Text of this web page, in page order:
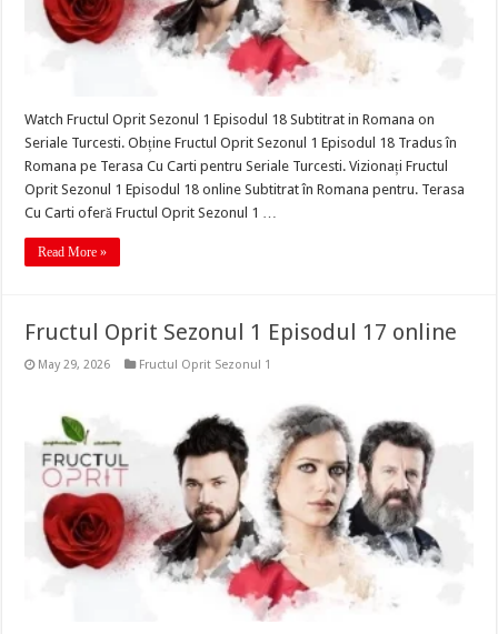
Watch Fructul Oprit Sezonul 1 Episodul 18 Subtitrat in Romana on
Seriale Turcesti. Obține Fructul Oprit Sezonul 1 Episodul 18 Tradus în
Romana pe Terasa Cu Carti pentru Seriale Turcesti. Vizionați Fructul
Oprit Sezonul 1 Episodul 18 online Subtitrat în Romana pentru. Terasa
Cu Carti oferă Fructul Oprit Sezonul 1 …
Read More »
Fructul Oprit Sezonul 1 Episodul 17 online
May 29, 2026 Fructul Oprit Sezonul 1